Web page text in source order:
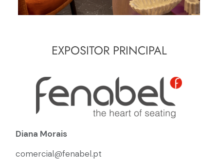
EXPOSITOR PRINCIPAL
Diana Morais
comercial@fenabel.pt